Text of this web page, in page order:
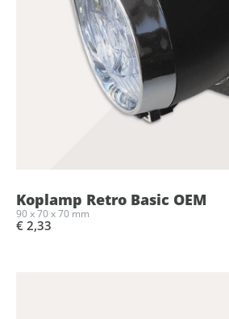
Koplamp Retro Basic OEM
90 x 70 x 70 mm
€ 2,33